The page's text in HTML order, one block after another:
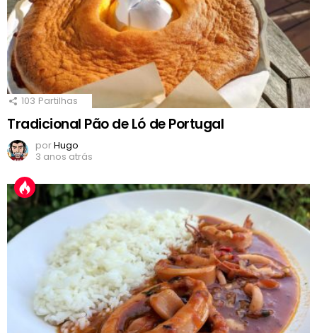
103 Partilhas
Tradicional Pão de Ló de Portugal
porHugo
3 anos atrás